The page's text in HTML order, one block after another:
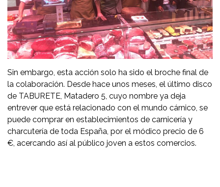
Sin embargo, esta acción solo ha sido el broche final de
la colaboración. Desde hace unos meses, el último disco
de TABURETE, Matadero 5, cuyo nombre ya deja
entrever que está relacionado con el mundo cárnico, se
puede comprar en establecimientos de carnicería y
charcutería de toda España, por el módico precio de 6
€, acercando así al público joven a estos comercios.